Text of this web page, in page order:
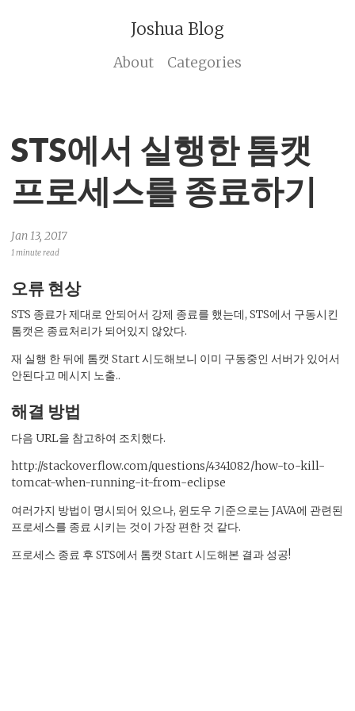
Joshua Blog
About Categories
STS에서 실행한 톰캣
프로세스를 종료하기
Jan 13, 2017
1 minute read
오류 현상
STS 종료가 제대로 안되어서 강제 종료를 했는데, STS에서 구동시킨
톰캣은 종료처리가 되어있지 않았다.
재 실행 한 뒤에 톰캣 Start 시도해보니 이미 구동중인 서버가 있어서
안된다고 메시지 노출..
해결 방법
다음 URL을 참고하여 조치했다.
http://stackoverflow.com/questions/4341082/how-to-kill-
tomcat-when-running-it-from-eclipse
여러가지 방법이 명시되어 있으나, 윈도우 기준으로는 JAVA에 관련된
프로세스를 종료 시키는 것이 가장 편한 것 같다.
프로세스 종료 후 STS에서 톰캣 Start 시도해본 결과 성공!